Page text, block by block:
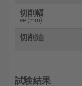
切削幅
ae(mm)
切削油
試験結果